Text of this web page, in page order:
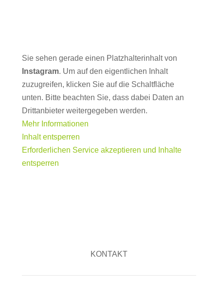
Sie sehen gerade einen Platzhalterinhalt von
Instagram. Um auf den eigentlichen Inhalt
zuzugreifen, klicken Sie auf die Schaltfläche
unten. Bitte beachten Sie, dass dabei Daten an
Drittanbieter weitergegeben werden.
Mehr Informationen
Inhalt entsperren
Erforderlichen Service akzeptieren und Inhalte
entsperren
KONTAKT